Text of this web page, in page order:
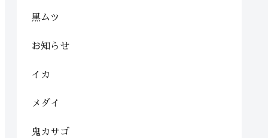
黒ムツ
お知らせ
イカ
メダイ
鬼カサゴ